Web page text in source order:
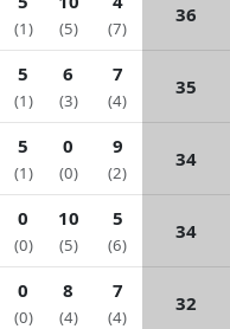
(1) (5) (7)
36
5
(1)
6
(3)
7
(4)
35
5
(1)
0
(0)
9
(2)
34
0
(0)
10
(5)
5
(6)
34
0
(0)
8
(4)
7
(4)
32